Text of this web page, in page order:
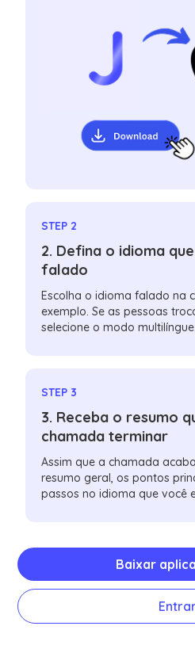
STEP 2
2. Defina o idioma
falado
Escolha o idioma falado na
exemplo. Se as pessoas
selecione o modo multilíngue.
STEP 3
3. Receba o resumo
chamada terminar
Assim que a chamada
resumo geral, os pontos
passos no idioma que você
Baixar